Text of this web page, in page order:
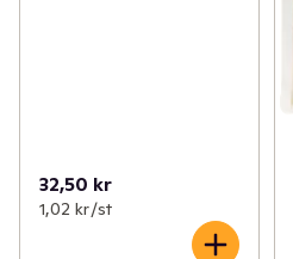
32,50 kr
1,02 kr /st